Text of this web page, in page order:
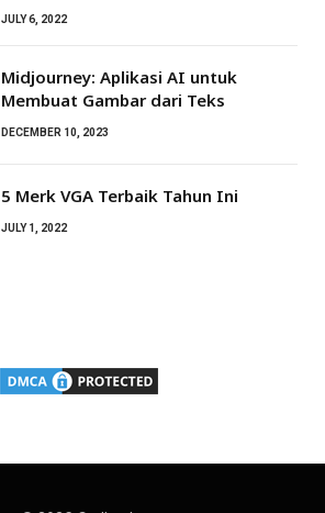
JULY 6, 2022
Midjourney: Aplikasi AI untuk
Membuat Gambar dari Teks
DECEMBER 10, 2023
5 Merk VGA Terbaik Tahun Ini
JULY 1, 2022